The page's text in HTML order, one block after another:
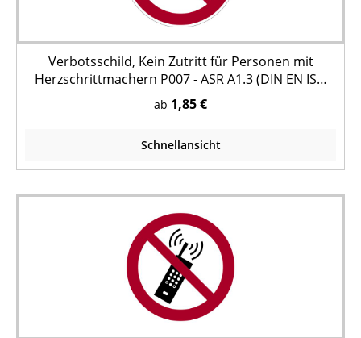
Verbotsschild, Kein Zutritt für Personen mit
Herzschrittmachern P007 - ASR A1.3 (DIN EN ISO
7010)
ab 1,85 €
Schnellansicht